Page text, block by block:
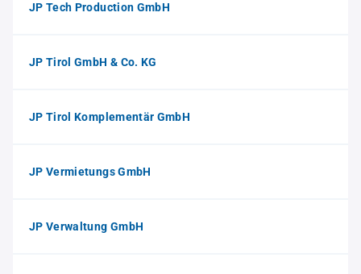
JP Tech Production GmbH
JP Tirol GmbH & Co. KG
JP Tirol Komplementär GmbH
JP Vermietungs GmbH
JP Verwaltung GmbH